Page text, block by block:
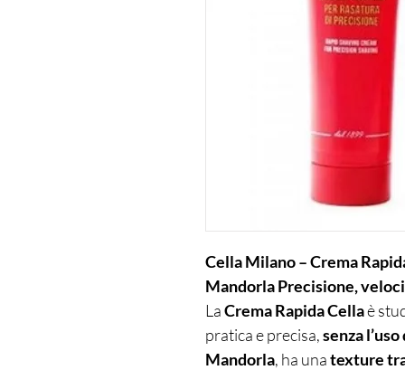
Cella Milano – Crema
Mandorla Precisione,
LaCrema Rapida Cellaè
pratica e precisa,senza
Mandorla, ha unatexture